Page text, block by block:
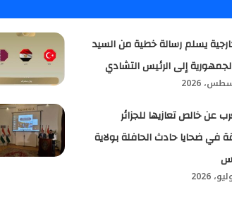
يسلم رسالة خطية من السيد
إلى الرئيس التشادي
عن خالص تعازيها للجزائر
في ضحايا حادث الحافلة بولاية